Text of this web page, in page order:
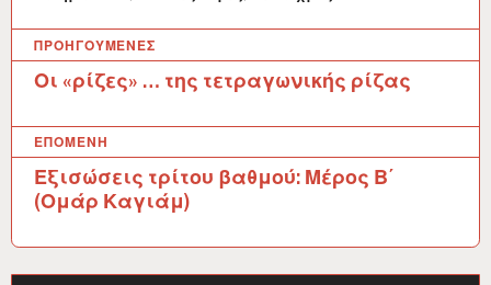
Π
ο
ή
ΠΡΟΗΓΟΎΜΕΝΕΣ
Οι «ρίζες» … της τετραγωνικής ρίζας
ΕΠΌΜΕΝΗ
Εξισώσεις τρίτου βαθμού: Μέρος Β΄
(Ομάρ Καγιάμ)